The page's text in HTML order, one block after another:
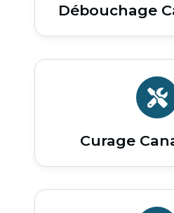
Débouchage
Curage